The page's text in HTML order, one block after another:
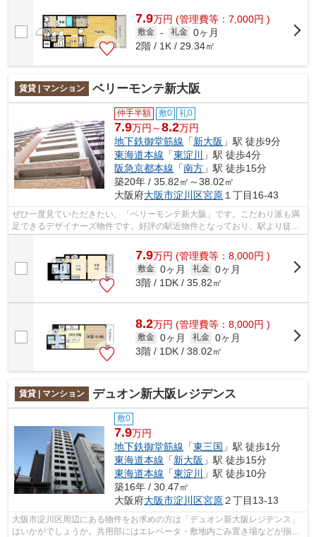
7.9万円 (管理費等：7,000円 )
敷金 - 礼金 0ヶ月
2階 / 1K / 29.34㎡
賃貸 | マンション ベリーモンテ新大阪
仲手半額 敷0 礼0
7.9万円～8.2万円
地下鉄御堂筋線 「新大阪 」駅 徒歩9分
東海道本線 「東淀川
」駅 徒歩4分
阪急京都本線 「南方 」駅 徒歩15分
築20年 / 35.82㎡～38.02㎡
大阪府大阪市淀川区宮原 １丁目16-43
ぜひ一度見ていただきたい、「ベリーモンテ新大阪」です。こだわり派も満
足できるデザイナーズ物件です。好評の駅近物件となっており、駅より徒歩
7.9万円 (管理費等：8,000円 )
敷金 0ヶ月 礼金 0ヶ月
3階 / 1DK / 35.82㎡
8.2万円 (管理費等：8,000円 )
敷金 0ヶ月 礼金 0ヶ月
3階 / 1DK / 38.02㎡
賃貸 | マンション デュオン新大阪レジデンス
敷0
7.9万円
地下鉄御堂筋線 「東三国 」駅 徒歩1分
東海道本線 「新大阪 」駅 徒歩15分
東海道本線 「東淀川
」駅 徒歩10分
築16年 / 30.47㎡
大阪府大阪市淀川区宮原２丁目13-13
大阪市淀川区周辺にある物件をお求めの方は「デュオン新大阪レジデンス」
はいかがでしょうか。共用部にはエレベータ・敷地内ごみ置き場などが揃っ